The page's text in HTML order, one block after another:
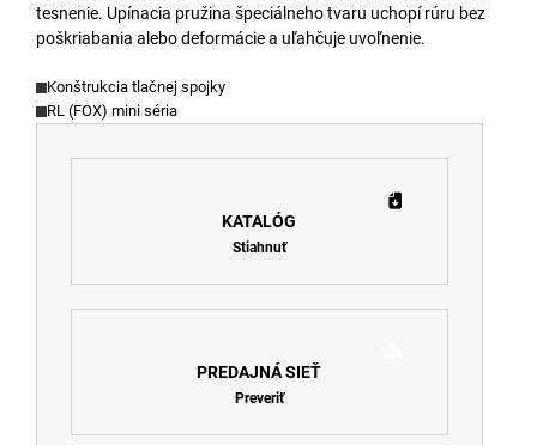
tesnenie. Upínacia pružina špeciálneho tvaru uchopí rúru bez
poškriabania alebo deformácie a uľahčuje uvoľnenie.
Konštrukcia tlačnej spojky
RL (FOX) mini séria
KATALÓG
Stiahnuť
PREDAJNÁ SIEŤ
Preveriť